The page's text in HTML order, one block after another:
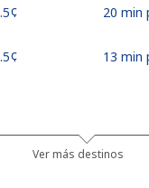
20 min
13 min
665
Ver más destinos